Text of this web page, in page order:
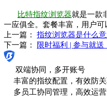
比特指纹浏览器就是一款
一应俱全。套餐丰富，用户可
上一篇： 指纹浏览器是什么
下一篇：
限时福利 | 参与就送
双端协同，多开账号
丰富的指纹配置，有效防
多员工协同管理，高效运营